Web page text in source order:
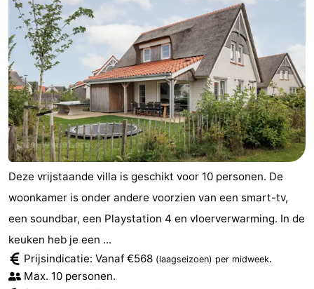
Deze vrijstaande villa is geschikt voor 10 personen. De
woonkamer is onder andere voorzien van een smart-tv,
een soundbar, een Playstation 4 en vloerverwarming. In de
keuken heb je een ...
Prijsindicatie: Vanaf €568 (laagseizoen) per midweek.
Max. 10 personen.